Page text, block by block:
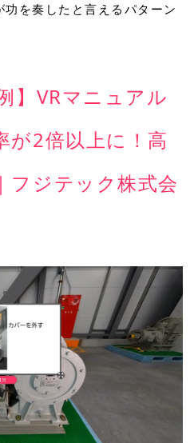
を奏したと言えるパターン
】VRマニュアル
が2倍以上に！高
フジテック株式会